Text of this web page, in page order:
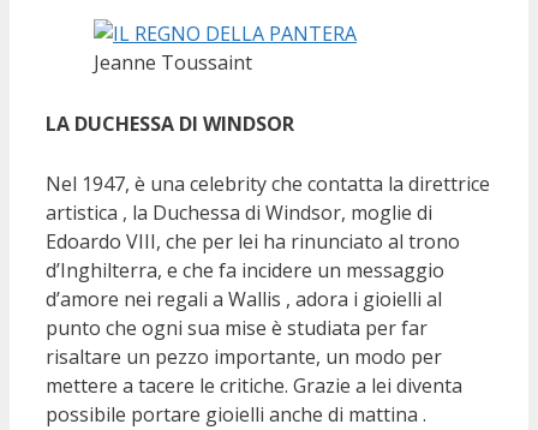
Jeanne Toussaint
LA DUCHESSA DI WINDSOR
Nel 1947, è una celebrity che contatta la direttrice
artistica , la Duchessa di Windsor, moglie di
Edoardo VIII, che per lei ha rinunciato al trono
d’Inghilterra, e che fa incidere un messaggio
d’amore nei regali a Wallis , adora i gioielli al
punto che ogni sua mise è studiata per far
risaltare un pezzo importante, un modo per
mettere a tacere le critiche. Grazie a lei diventa
possibile portare gioielli anche di mattina .